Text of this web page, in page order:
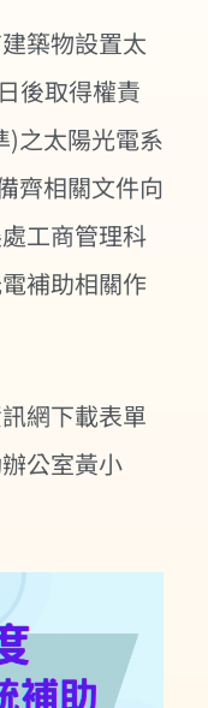
築物設置太
後取得權責
)之太陽光電系
齊相關文件向
工商管理科
補助相關作
網下載表單
公室黃小